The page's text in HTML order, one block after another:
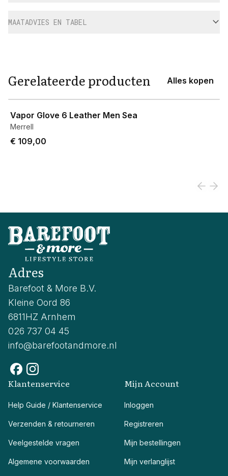
MAATADVIES EN TABEL
Gerelateerde producten Alles kopen
Vapor Glove 6 Leather Men Sea
Merrell
€ 109,00
Adres
Barefoot & More B.V.
Kleine Oord 86
6811HZ Arnhem
026 737 04 45
info@barefootandmore.nl
Klantenservice
Help Guide / Klantenservice
Verzenden & retourneren
Veelgestelde vragen
Algemene voorwaarden
Mijn Account
Inloggen
Registreren
Mijn bestellingen
Mijn verlanglijst